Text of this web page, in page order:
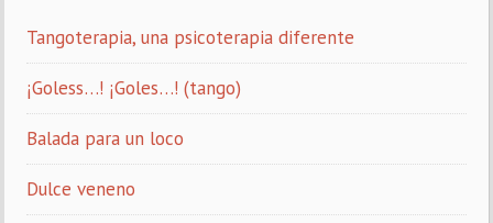
Tangoterapia, una psicoterapia diferente
¡Goless…! ¡Goles…! (tango)
Balada para un loco
Dulce veneno